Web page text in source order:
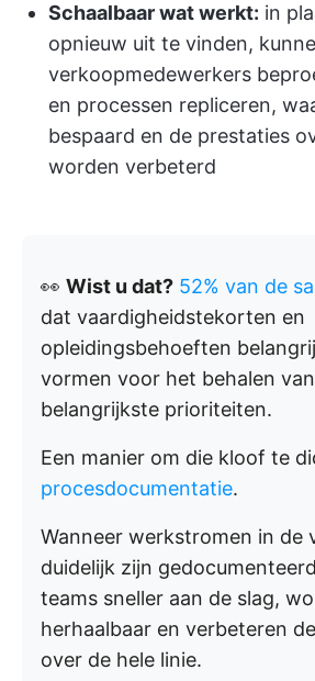
Schaalbaar wat werkt: in
opnieuw uit te vinden,
verkoopmedewerkers
en processen repliceren,
bespaard en de prestaties
worden verbeterd
👀 Wist u dat? 52% van de
dat vaardigheidstekorten en
opleidingsbehoeften
vormen voor het behalen
belangrijkste prioriteiten.
Een manier om die kloof te
procesdocumentatie.
Wanneer werkstromen in de
duidelijk zijn
teams sneller aan de slag,
herhaalbaar en verbeteren
over de hele linie.